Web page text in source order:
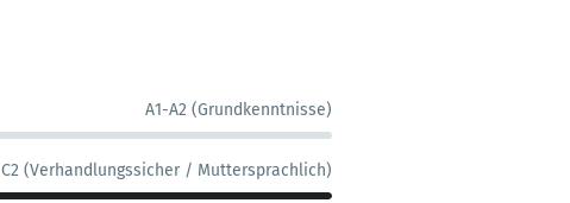
A1-A2 (Grundkenntnisse)
C2 (Verhandlungssicher / Muttersprachlich)